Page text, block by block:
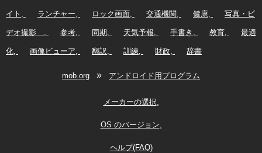
イト ランチャー ロック画面 交通機関 健康 写真・ビ
デオ撮影 参考 同期 天気予報 手書き 教育 最適
化 画像ビューア 翻訳 訓練 財政 辞書
mob.org » アンドロイド用プログラム
メーカーの選択
OS のバージョン
ヘルプ(FAQ)